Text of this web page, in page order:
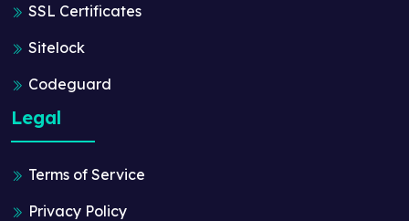
SSL Certificates
Sitelock
Codeguard
Legal
Terms of Service
Privacy Policy